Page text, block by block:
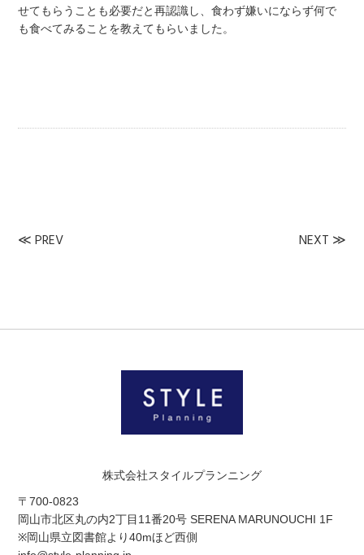
せてもらうことも必要だと再認識し、食わず嫌いにならず何で
も食べてみることを教えてもらいました。
≪PREV NEXT ≫
株式会社スタイルプランニング
〒700-0823
岡山市北区丸の内2丁目11番20号 SERENA MARUNOUCHI 1F
※岡山県立図書館より40mほど西側